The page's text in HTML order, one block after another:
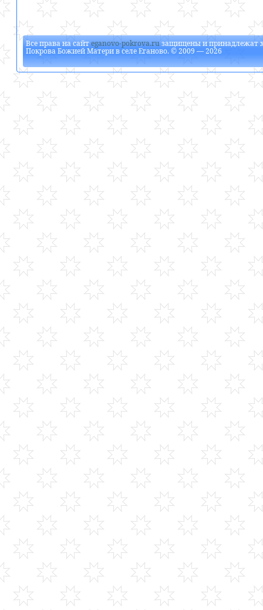
Все права на сайтeganovo-pokrova.ruзащищены и принадлежат
Покрова Божией Матери в селе Еганово. © 2009 — 2026